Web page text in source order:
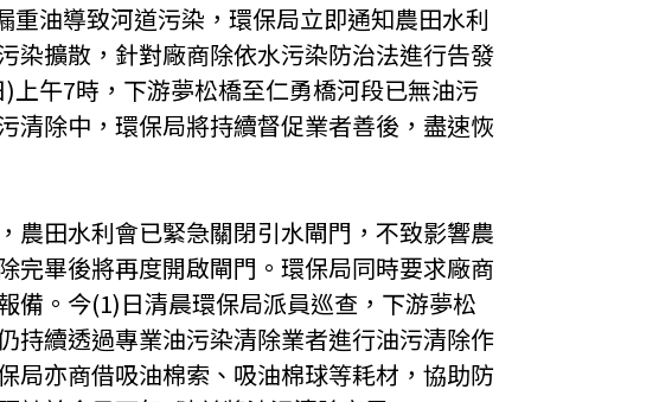
油導致河道污染，環保局立即通知農田水利
染擴散，針對廠商除依水污染防治法進行告發
午7時，下游夢松橋至仁勇橋河段已無油污
清除中，環保局將持續督促業者善後，盡速恢
田水利會已緊急關閉引水閘門，不致影響農
完畢後將再度開啟閘門。環保局同時要求廠商
備。今(1)日清晨環保局派員巡查，下游夢松
持續透過專業油污染清除業者進行油污清除作
局亦商借吸油棉索、吸油棉球等耗材，協助防